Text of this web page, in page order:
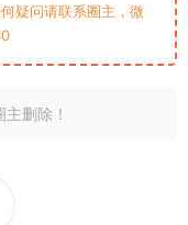
疑问请联系圈主，微
删除！